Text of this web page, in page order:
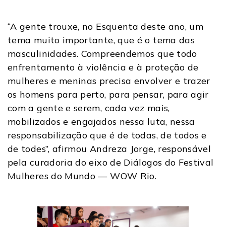
“A gente trouxe, no Esquenta deste ano, um
tema muito importante, que é o tema das
masculinidades. Compreendemos que todo
enfrentamento à violência e à proteção de
mulheres e meninas precisa envolver e trazer
os homens para perto, para pensar, para agir
com a gente e serem, cada vez mais,
mobilizados e engajados nessa luta, nessa
responsabilização que é de todas, de todos e
de todes”, afirmou Andreza Jorge, responsável
pela curadoria do eixo de Diálogos do Festival
Mulheres do Mundo — WOW Rio.